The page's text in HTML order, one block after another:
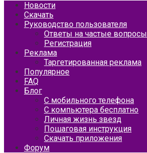
Новости
Скачать
Руководство пользователя
Ответы на частые вопросы
Регистрация
Реклама
Таргетированная реклама
Популярное
FAQ
Блог
С мобильного телефона
С компьютера бесплатно
Личная жизнь звезд
Пошаговая инструкция
Скачать приложения
Форум